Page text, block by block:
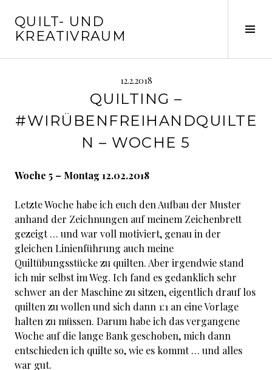
zum
Inhalt
QUILT- UND
KREATIVRAUM
12.2.2018
QUILTING –
#WIRÜBENFREIHANDQUILTE
N – WOCHE 5
Woche 5 – Montag 12.02.2018
Letzte Woche habe ich euch den Aufbau der Muster
anhand der Zeichnungen auf meinem Zeichenbrett
gezeigt … und war voll motiviert, genau in der
gleichen Linienführung auch meine
Quiltübungsstücke zu quilten. Aber irgendwie stand
ich mir selbst im Weg. Ich fand es gedanklich sehr
schwer an der Maschine zu sitzen, eigentlich drauf los
quilten zu wollen und sich dann 1:1 an eine Vorlage
halten zu müssen. Darum habe ich das vergangene
Woche auf die lange Bank geschoben, mich dann
entschieden ich quilte so, wie es kommt … und alles
war gut.